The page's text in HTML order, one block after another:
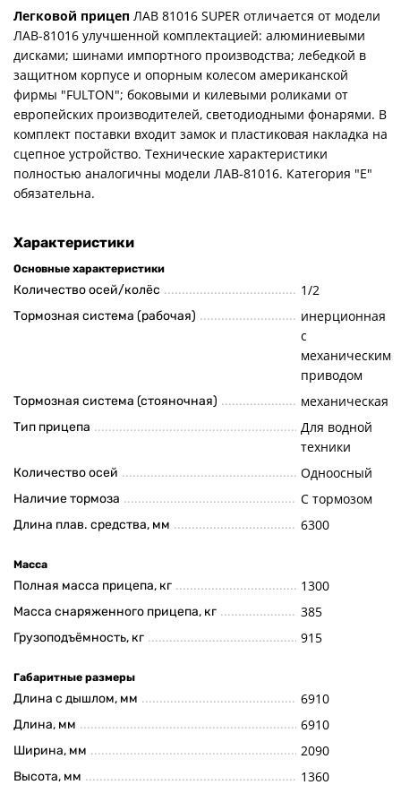
Хоз. товары
Дилеры
О заводе
Контакты
Тюнинг прицепов
Получить прицеп
Статьи
Оплата
Легковой прицеп ЛАВ 81016 SUPER отличается от модели
ЛАВ-81016 улучшенной комплектацией: алюминиевыми
дисками; шинами импортного производства; лебедкой в
защитном корпусе и опорным колесом американской
фирмы "FULTON"; боковыми и килевыми роликами от
европейских производителей, светодиодными фонарями. В
комплект поставки входит замок и пластиковая накладка на
сцепное устройство. Технические характеристики
полностью аналогичны модели ЛАВ-81016. Категория "Е"
обязательна.
Характеристики
Основные характеристики
Количество осей/колёс 1/2
Тормозная система (рабочая)
инерционная
с
механическим
приводом
Тормозная система (стояночная) механическая
Тип прицепа
Для водной
техники
Количество осей Одноосный
Наличие тормоза С тормозом
Длина плав. средства, мм 6300
Масса
Полная масса прицепа, кг 1300
Масса снаряженного прицепа, кг 385
Грузоподъёмность, кг 915
Габаритные размеры
Длина с дышлом, мм 6910
Длина, мм 6910
Ширина, мм 2090
Высота, мм 1360